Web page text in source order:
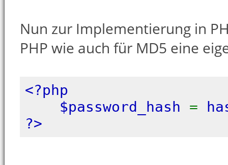
Nun zur Implementierung in
PHP wie auch für MD5 eine
<?php
$password_hash =
?>